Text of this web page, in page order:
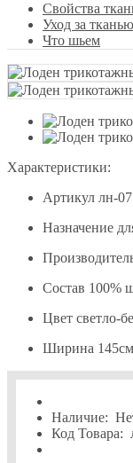
Свойства
Уход за тканью
Что шьем
Характеристики:
Артикул лн-
Назначение
Состав 100%
Цвет светло-
Ширина 145см
Наличие:
Код Товара: